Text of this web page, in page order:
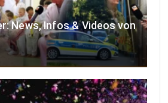
News, Infos & Videos von